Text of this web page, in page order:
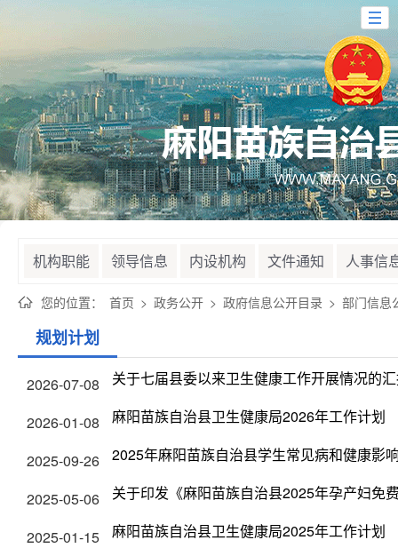
机构职能 领导信息 内设机构 文件通知 人事信
您的位置： 首页 > 政务公开 > 政府信息公开目录 > 部门信息
规划计划
2026-07-08 关于七届县委以来卫生健康工作开展情况的
2026-01-08 麻阳苗族自治县卫生健康局2026年工作计划
2025-09-26 2025年麻阳苗族自治县学生常见病和健康影
2025-05-06 关于印发《麻阳苗族自治县2025年孕产妇免
2025-01-15 麻阳苗族自治县卫生健康局2025年工作计划